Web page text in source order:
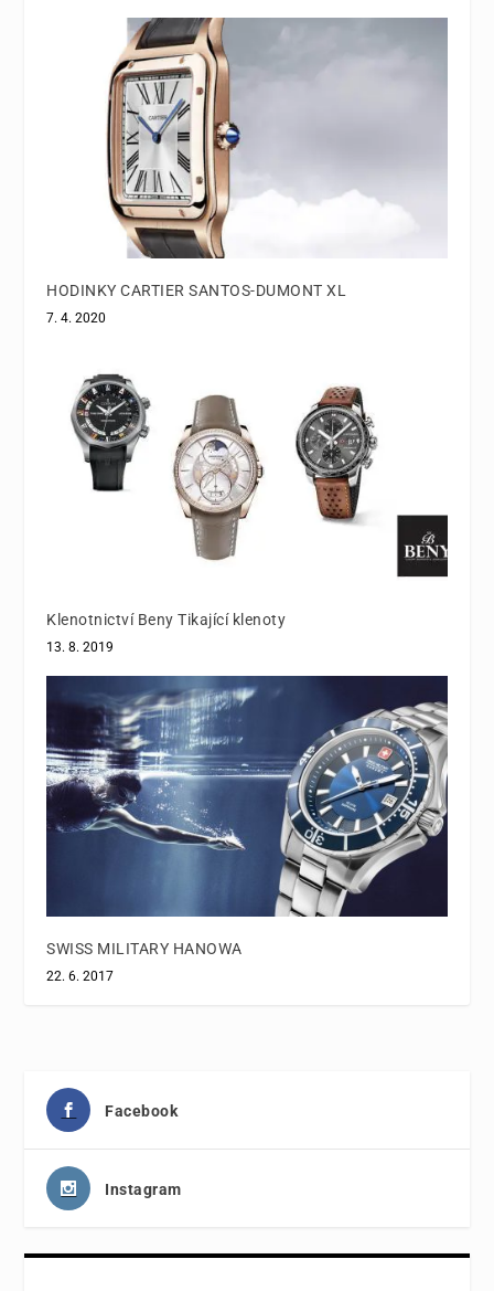
HODINKY CARTIER SANTOS-DUMONT XL
7. 4. 2020
Klenotnictví Beny Tikající klenoty
13. 8. 2019
SWISS MILITARY HANOWA
22. 6. 2017
Facebook
Instagram